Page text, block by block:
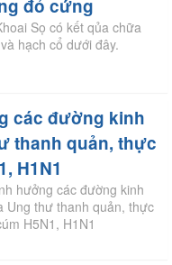
đỏ cứng
Sọ có kết qủa chữa
hạch cổ dưới đây.
các đường kinh
thanh quản, thực
H1N1
hưởng các đường kinh
Ung thư thanh quản, thực
H5N1, H1N1